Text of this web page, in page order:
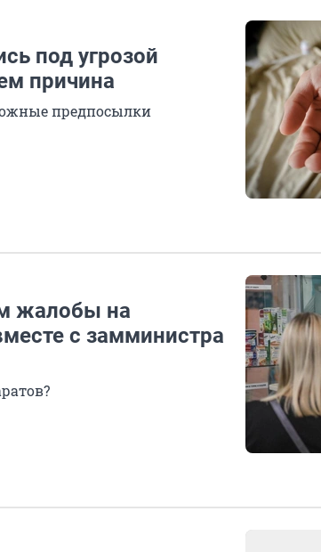
под угрозой
причина
предпосылки
жалобы на
с замминистра